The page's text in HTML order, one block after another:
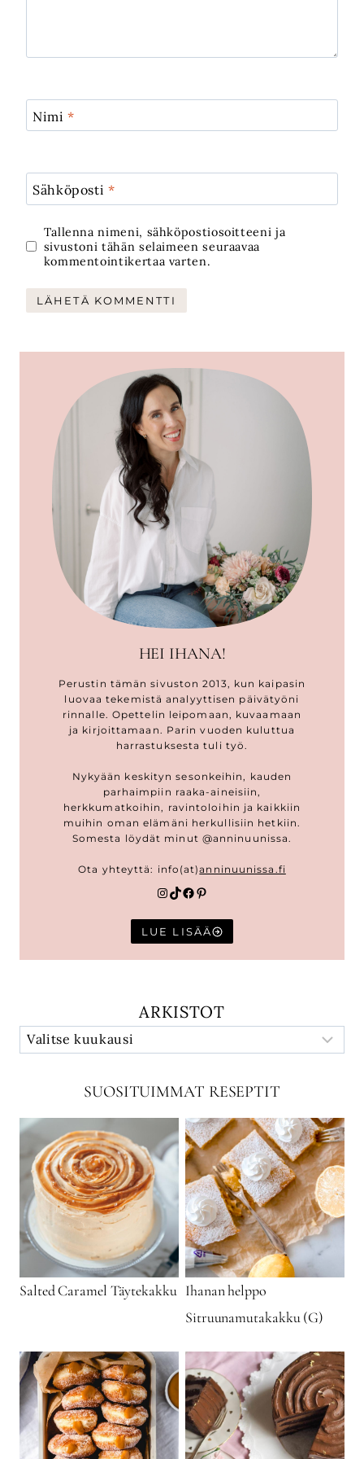
Nimi*
Sähköposti*
Tallenna nimeni, sähköpostiosoitteeni ja
sivustoni tähän selaimeen seuraavaa
kommentointikertaa varten.
HEI IHANA!
Perustin tämän sivuston 2013, kun kaipasin
luovaa tekemistä analyyttisen päivätyöni
rinnalle. Opettelin leipomaan, kuvaamaan
ja kirjoittamaan. Parin vuoden kuluttua
harrastuksesta tuli työ.
Nykyään keskityn sesonkeihin, kauden
parhaimpiin raaka-aineisiin,
herkkumatkoihin, ravintoloihin ja kaikkiin
muihin oman elämäni herkullisiin hetkiin.
Somesta löydät minut @anninuunissa.
Ota yhteyttä: info(at)anninuunissa.fi
Instagram
TikTok
Facebook
Pinterest
LUE LISÄÄ
ARKISTOT
SUOSITUIMMAT RESEPTIT
Salted Caramel Täytekakku Ihanan helppo
Sitruunamutakakku (G)